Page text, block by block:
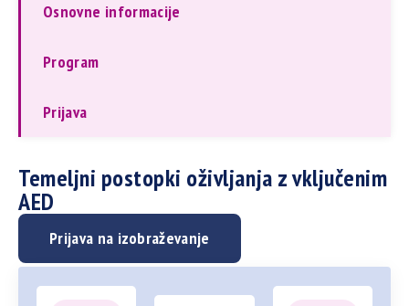
Osnovne informacije
Program
Prijava
Temeljni postopki oživljanja z vključenim
AED
Prijava na izobraževanje